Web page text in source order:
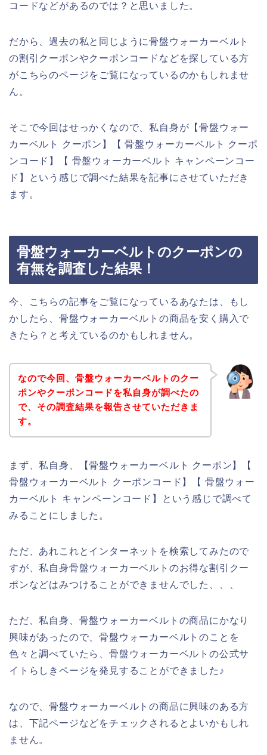
コードなどがあるのでは？と思いました。
だから、過去の私と同じように骨盤ウォーカーベルト
の割引クーポンやクーポンコードなどを探している方
がこちらのページをご覧になっているのかもしれませ
ん。
そこで今回はせっかくなので、私自身が【骨盤ウォー
カーベルト クーポン】【 骨盤ウォーカーベルト クーポ
ンコード】【 骨盤ウォーカーベルト キャンペーンコー
ド】という感じで調べた結果を記事にさせていただき
ます。
骨盤ウォーカーベルトのクーポンの
有無を調査した結果！
今、こちらの記事をご覧になっているあなたは、もし
かしたら、骨盤ウォーカーベルトの商品を安く購入で
きたら？と考えているのかもしれません。
なので今回、骨盤ウォーカーベルトのクー
ポンやクーポンコードを私自身が調べたの
で、その調査結果を報告させていただきま
す。
まず、私自身、【骨盤ウォーカーベルト クーポン】【
骨盤ウォーカーベルト クーポンコード】【 骨盤ウォー
カーベルト キャンペーンコード】という感じで調べて
みることにしました。
ただ、あれこれとインターネットを検索してみたので
すが、私自身骨盤ウォーカーベルトのお得な割引クー
ポンなどはみつけることができませんでした、、、
ただ、私自身、骨盤ウォーカーベルトの商品にかなり
興味があったので、骨盤ウォーカーベルトのことを
色々と調べていたら、骨盤ウォーカーベルトの公式サ
イトらしきページを発見することができました♪
なので、骨盤ウォーカーベルトの商品に興味のある方
は、下記ページなどをチェックされるとよいかもしれ
ません。